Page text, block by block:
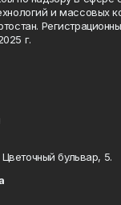
и массовых
г.
бульвар, 5.